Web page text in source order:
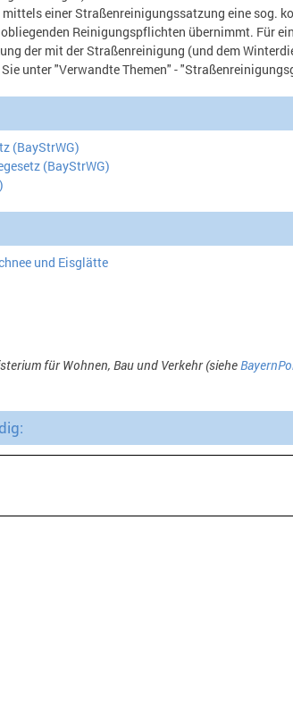
einer Straßenreinigungssatzung eine sog.
Reinigungspflichten übernimmt. Für
der mit der Straßenreinigung (und dem
unter "Verwandte Themen" -
(BayStrWG)
(BayStrWG)
und Eisglätte
für Wohnen, Bau und Verkehr (siehe